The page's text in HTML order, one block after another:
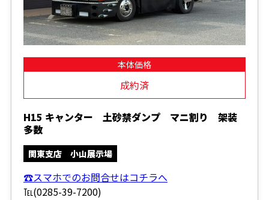
本体価格
成約済
H15 キャンター 土砂禁ダンプ マニ割り 架装
多数
関東支店 小山展示場
☎スマホでのお問合せはコチラへ
℡(0285-39-7200)